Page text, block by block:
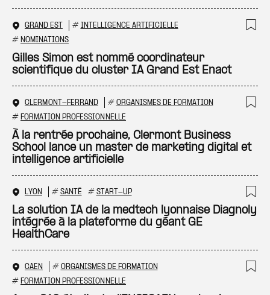
GRAND EST # INTELLIGENCE ARTIFICIELLE
# NOMINATIONS
Gilles Simon est nommé coordinateur
scientifique du cluster IA Grand Est Enact
CLERMONT-FERRAND # ORGANISMES DE FORMATION
# FORMATION PROFESSIONNELLE
À la rentrée prochaine, Clermont Business
School lance un master de marketing digital et
intelligence artificielle
LYON # SANTÉ # START-UP
La solution IA de la medtech lyonnaise Diagnoly
intégrée à la plateforme du géant GE
HealthCare
CAEN # ORGANISMES DE FORMATION
# FORMATION PROFESSIONNELLE